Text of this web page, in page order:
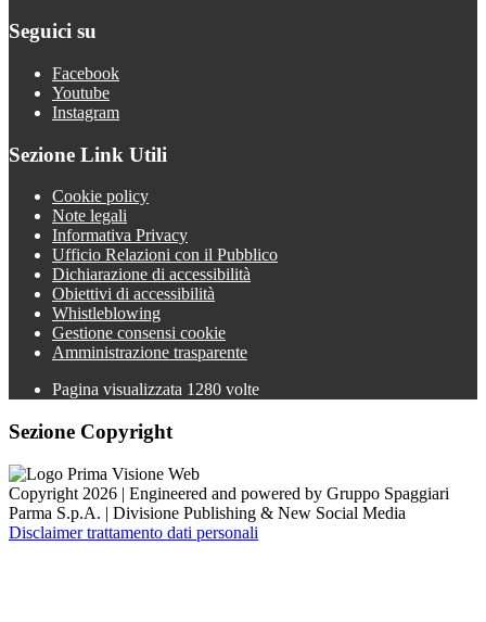
Seguici su
Facebook
Youtube
Instagram
Sezione Link Utili
Cookie policy
Note legali
Informativa Privacy
Ufficio Relazioni con il Pubblico
Dichiarazione di accessibilità
Obiettivi di accessibilità
Whistleblowing
Gestione consensi cookie
Amministrazione trasparente
Pagina visualizzata 1280 volte
Sezione Copyright
Copyright 2026 | Engineered and powered by Gruppo Spaggiari
Parma S.p.A. | Divisione Publishing & New Social Media
Disclaimer trattamento dati personali